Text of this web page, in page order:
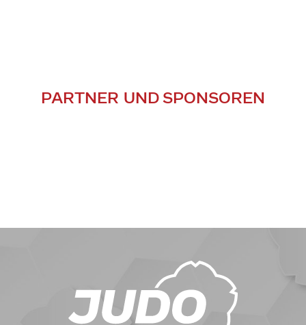
PARTNER UND SPONSOREN